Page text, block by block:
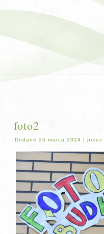
foto2
Dodane 25 marca 2024 |przez